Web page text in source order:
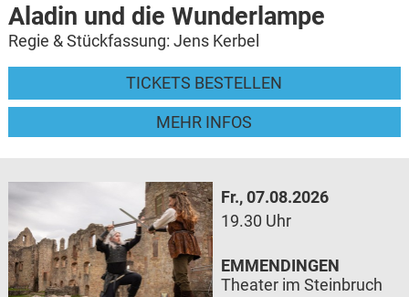
Aladin und die Wunderlampe
Regie & Stückfassung: Jens Kerbel
TICKETS BESTELLEN
MEHR INFOS
Fr., 07.08.2026
19.30 Uhr
EMMENDINGEN
Theater im Steinbruch